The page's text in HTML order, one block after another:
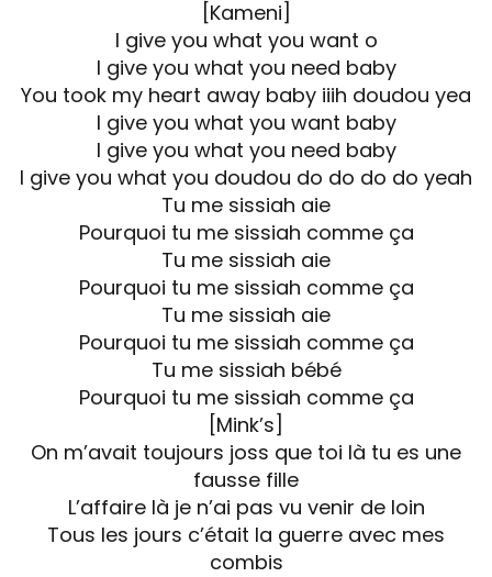
[Kameni]
I give you what you want o
I give you what you need baby
You took my heart away baby iiih doudou yea
I give you what you want baby
I give you what you need baby
I give you what you doudou do do do do yeah
Tu me sissiah aie
Pourquoi tu me sissiah comme ça
Tu me sissiah aie
Pourquoi tu me sissiah comme ça
Tu me sissiah aie
Pourquoi tu me sissiah comme ça
Tu me sissiah bébé
Pourquoi tu me sissiah comme ça
[Mink’s]
On m’avait toujours joss que toi là tu es une
fausse fille
L’affaire là je n’ai pas vu venir de loin
Tous les jours c’était la guerre avec mes
combis